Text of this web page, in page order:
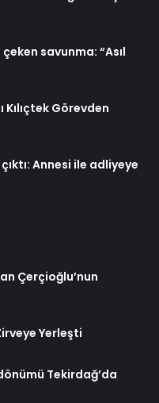
savunma: “Asıl
Kılıçtek Görevden
Annesi ile adliyeye
Çerçioğlu’nun
Yerleşti
Tekirdağ’da